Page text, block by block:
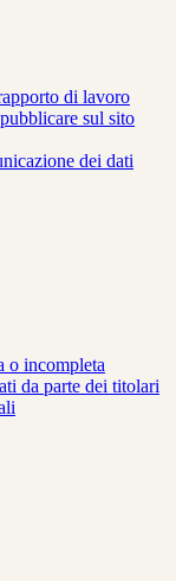
di lavoro
sul sito
dei dati
o incompleta
da parte dei titolari